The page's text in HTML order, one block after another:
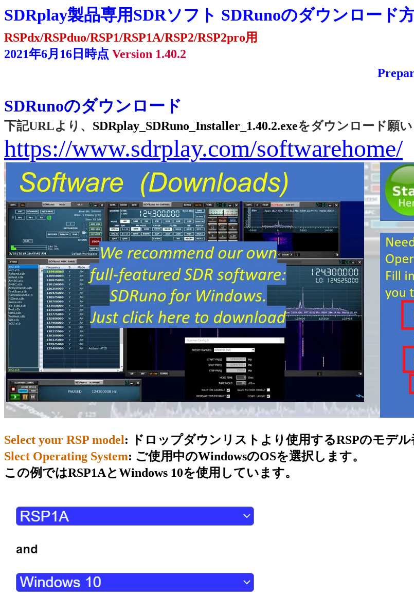
SDRplay製品専用SDRソフト SDRunoのダウンロード
RSPdx/RSPduo/RSP1/RSP1A/RSP2/RSP2pro用
2021年6月16日時点 Version 1.40.2
Prepared by
SDRunoのダウンロード
下記URLより、 SDRplay_SDRuno_Installer_1.40.2.exeをダウンロード願い
https://www.sdrplay.com/softwarehome/
Select your RSP model: ドロップダウンリストより使用するRSPのモデル
Slect Operating System: ご使用中のWindowsのOSを選択します。
この例ではRSP1AとWindows 10を使用しています。